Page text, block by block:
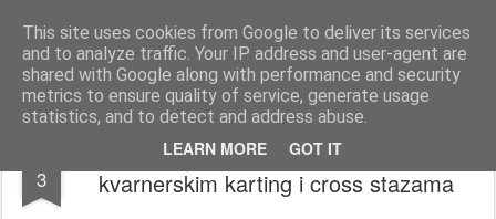
This site uses cookies from Google to deliver its services
and to analyze traffic. Your IP address and user-agent are
shared with Google along with performance and security
metrics to ensure quality of service, generate usage
statistics, and to detect and address abuse.
LEARN MORE GOT IT
Istra photo blog POISTRI.EU © Putopisi | reportaže Istra i Kvarner
Pages
3
Adrenalinska zabava na istarskim i
kvarnerskim karting i cross stazama